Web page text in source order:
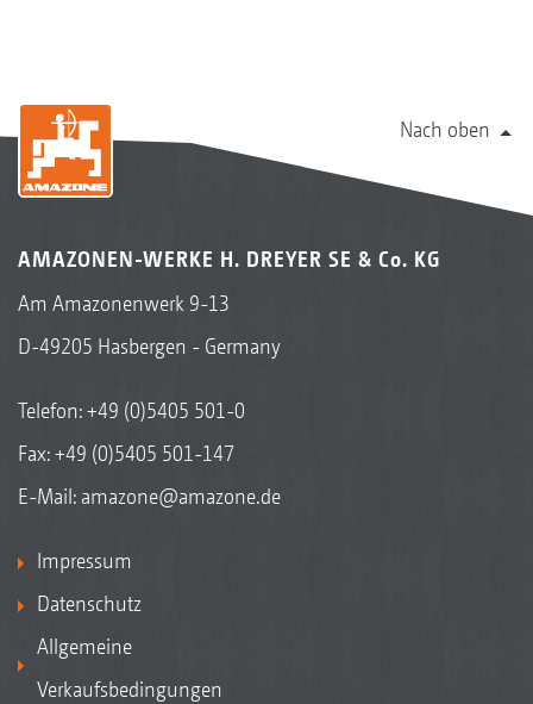
Nach oben
AMAZONEN-WERKE H. DREYER SE & Co. KG
Am Amazonenwerk 9-13
D-49205 Hasbergen - Germany
Telefon:+49 (0)5405 501-0
Fax: +49 (0)5405 501-147
E-Mail: amazone@amazone.de
Impressum
Datenschutz
Allgemeine
Verkaufsbedingungen